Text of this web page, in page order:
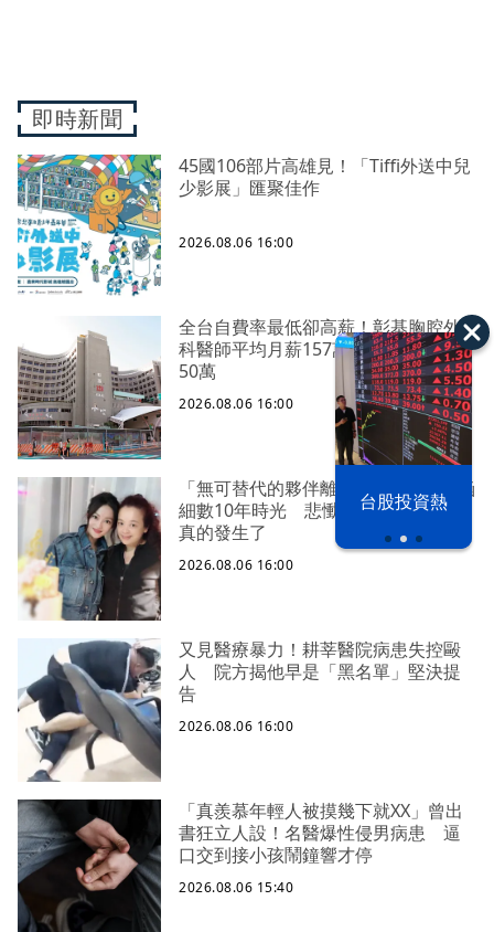
以色列 穹頂
之下
台股投資熱
即時新聞
45國106部片高雄見！「Tiffi外送中兒
少影展」匯聚佳作
2026.08.06 16:00
全台自費率最低卻高薪！彰基胸腔外
科醫師平均月薪157萬 21科別突破
50萬
2026.08.06 16:00
「無可替代的夥伴離開了我」…張韶涵
細數10年時光 悲慟告別：無法相信
真的發生了
2026.08.06 16:00
又見醫療暴力！耕莘醫院病患失控毆
人 院方揭他早是「黑名單」堅決提
告
2026.08.06 16:00
「真羨慕年輕人被摸幾下就XX」曾出
書狂立人設！名醫爆性侵男病患 逼
口交到接小孩鬧鐘響才停
2026.08.06 15:40